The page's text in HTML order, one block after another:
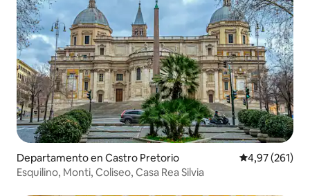
Departamento en Castro Pretorio Calificación
4,97 (261)
Esquilino, Monti, Coliseo, Casa Rea Silvia